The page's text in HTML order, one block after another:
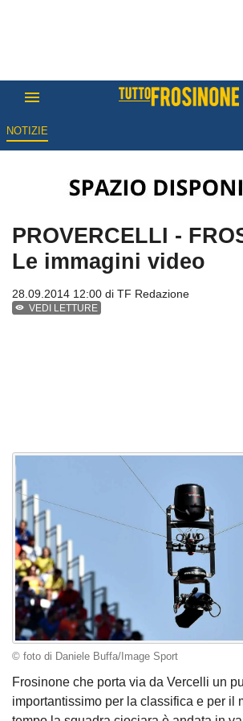
NOTIZIE
PROVERCELLI -
Le immagini video
28.09.2014 12:00 di TF Redazione
VEDI LETTURE
© foto di Daniele Buffa/Image Sport
Frosinone che porta via da Vercelli un
importantissimo per la classifica e per il